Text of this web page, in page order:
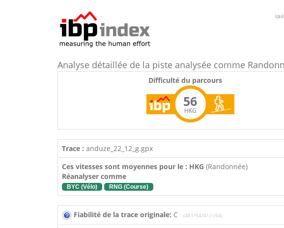
Analyse détaillée de la piste analysée comme
Difficulté du parcours
56
HKG
Trace : anduze_22_12_g.gpx
Ces vitesses sont moyennes pour le : HKG (Randonnée)
Réanalyser comme
BYC (Vélo) RNG (Course)
Fiabilité de la trace originale: C (481/54/0/-/-/54)